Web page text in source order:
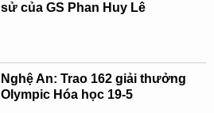
sử của GS Phan Huy Lê
Nghệ An: Trao 162 giải thưởng
Olympic Hóa học 19-5